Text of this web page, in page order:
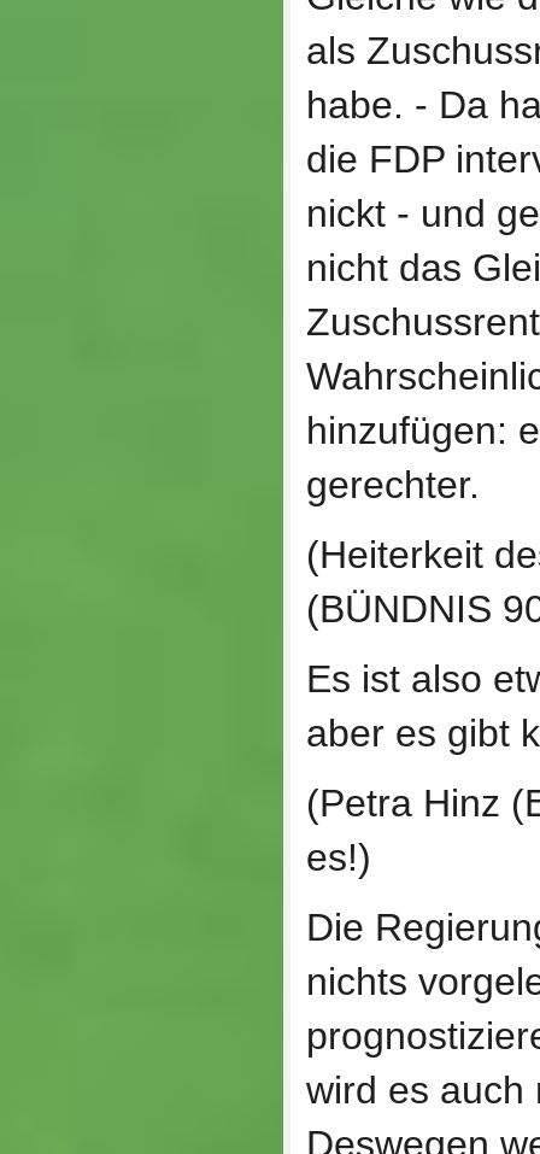
als
habe. ‑ Da
die FDP
nickt ‑ und
nicht das
hinzufügen:
gerechter.
(Heiterkeit
(BÜNDNIS
Es ist also
aber es gibt
(Petra Hinz
es!)
Die
nichts
wird es auch
Deswegen